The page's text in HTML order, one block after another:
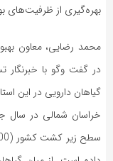
بهره‌گیری از
محمد رضایی، معاون
در گفت وگو با
گیاهان دارویی در این